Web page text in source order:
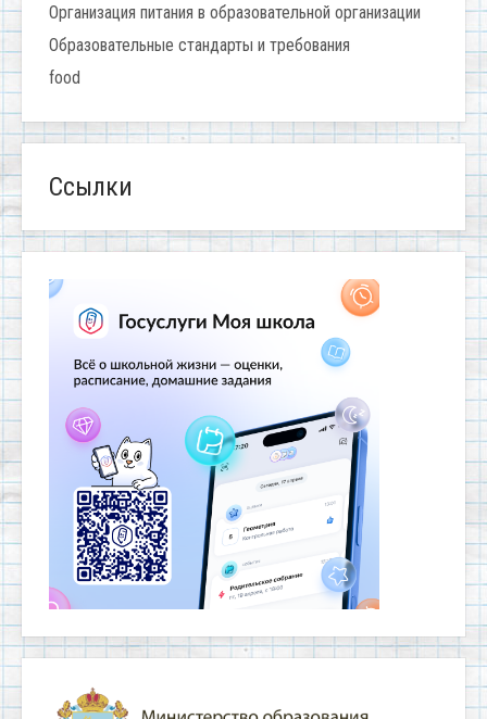
Организация питания в образовательной организации
Образовательные стандарты и требования
food
Ссылки